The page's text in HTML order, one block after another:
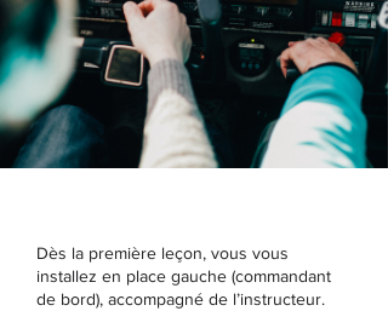
Dès la première leçon, vous vous
installez en place gauche (commandant
de bord), accompagné de l’instructeur.